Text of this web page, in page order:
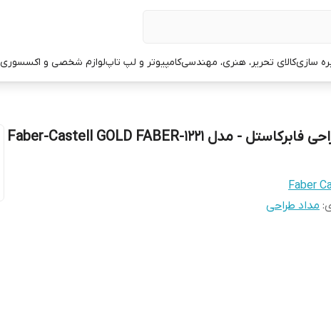
سازیکالای تحریر، هنری، مهندسیکامپیوتر و لپ تاپلوازم شخصی و اکسسوری
مداد طراحی فابرکاستل - مدل Faber-Castell GOLD FABER-1221
Faber
: مداد طراحی